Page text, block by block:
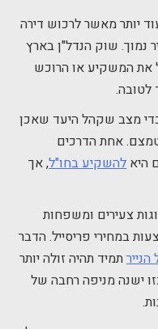
יותר מאשר לרכוש דירה
נמוך. שוק הנדל"ן בארץ
את המשקיע או הרוכש
לטובה.
מצב שקהל היעד שאכן
אחת הדרכים
היא להשקיע בחו"ל, אך
צעירים ומשפחות
במחירי פריסייל. הדבר
תמיד תהיה זולה יותר
ישנה מניפה רחבה של